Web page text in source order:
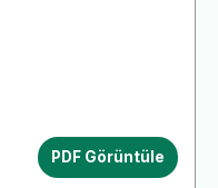
PDF Görüntüle